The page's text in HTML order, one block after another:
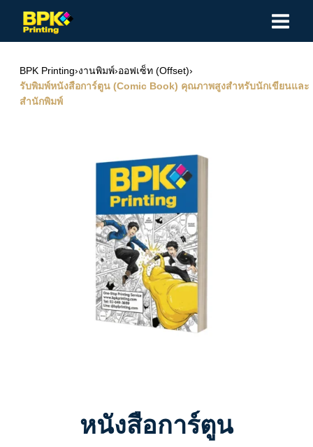
BPK Printing›งานพิมพ์›ออฟเซ็ท (Offset)›
รับพิมพ์หนังสือการ์ตูน (Comic Book) คุณภาพสูงสำหรับนักเขียนและ
สำนักพิมพ์
หนังสือการ์ตูน